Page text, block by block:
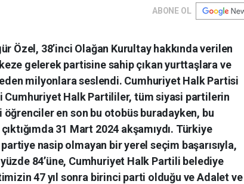
ABONE OL
Özel, 38’inci Olağan Kurultay hakkında verilen
gelerek partisine sahip çıkan yurttaşlara ve
milyonlara seslendi. Cumhuriyet Halk Partisi
Cumhuriyet Halk Partililer, tüm siyasi partilerin
en son bu otobüs buradayken, bu
31 Mart 2024 akşamıydı. Türkiye
nasip olmayan bir yerel seçim başarısıyla,
84’üne, Cumhuriyet Halk Partili belediye
47 yıl sonra birinci parti olduğu ve Adalet ve